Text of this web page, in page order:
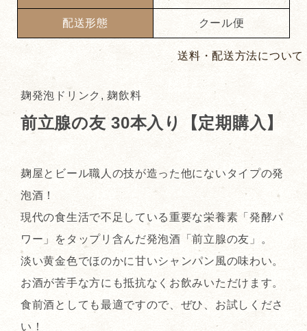
配送形態 クール便
送料・配送方法について
麹発泡ドリンク, 麹飲料
前立腺の友 30本入り【定期購入】
麹屋とビール職人の技が造った他にないタイプの発
泡酒！
現代の食生活で不足している重要な栄養素「発酵パ
ワー」をタップリ含んだ発泡酒「前立腺の友」。
淡い黄金色でほのかに甘いシャンパン風の味わい。
お酒が苦手な方にも抵抗なくお飲みいただけます。
食前酒としても最適ですので、ぜひ、お試しくださ
い！